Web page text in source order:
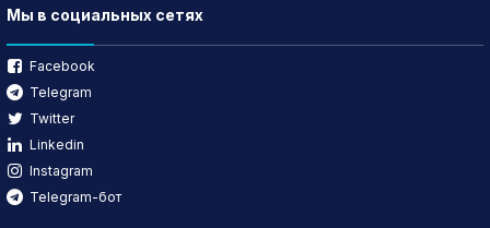
Мы в социальных сетях
Facebook
Telegram
Twitter
Linkedin
Instagram
Telegram-бот